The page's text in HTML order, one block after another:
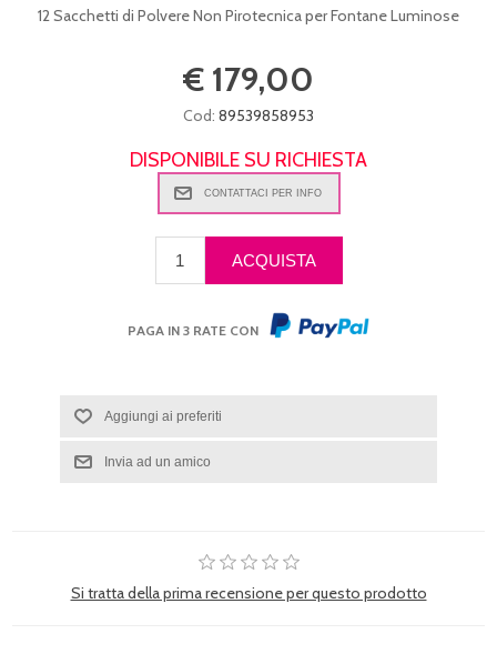
12 Sacchetti di Polvere Non Pirotecnica per Fontane Luminose
€ 179,00
Cod: 89539858953
DISPONIBILE SU RICHIESTA
PAGA IN 3 RATE CON
Si tratta della prima recensione per questo prodotto